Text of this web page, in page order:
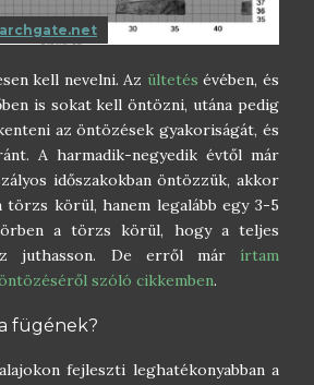
kell nevelni. Az ültetés évében, és
is sokat kell öntözni, utána pedig
az öntözések gyakoriságát, és
A harmadik-negyedik évtől már
időszakokban öntözzük, akkor
törzs körül, hanem legalább egy 3-5
a törzs körül, hogy a teljes
juthasson. De erről már írtam
szóló cikkemben.
fügének?
fejleszti leghatékonyabban a